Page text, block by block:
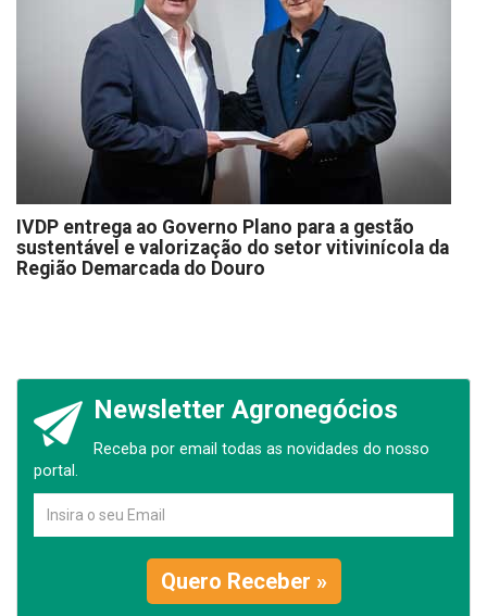
IVDP entrega ao Governo Plano para a gestão
sustentável e valorização do setor vitivinícola da
Região Demarcada do Douro
Newsletter Agronegócios
Receba por email todas as novidades do nosso
portal.
Quero Receber »